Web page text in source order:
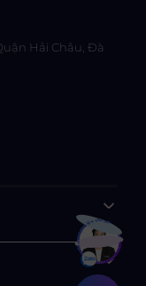
Hải Châu, Đà
Bạn muốn hiểu thêm?Xem chi tiết